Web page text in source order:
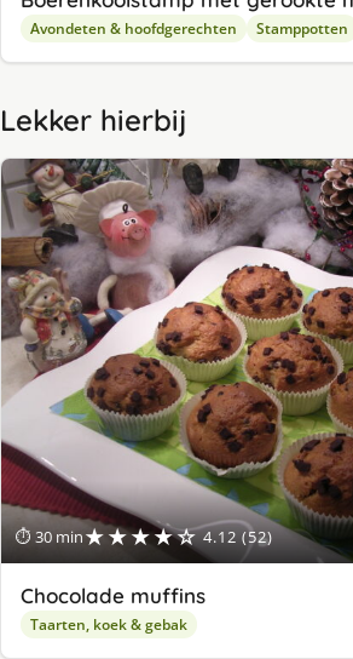
Avondeten & hoofdgerechten Stamppotten
Lekker hierbij
⏱ 30 min★★★★☆ 4.12 (52)
Chocolade muffins
Taarten, koek & gebak